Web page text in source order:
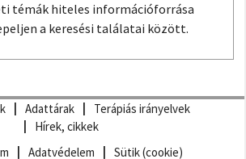
témák hiteles információforrása
a keresési találatai között.
Adattárak
Terápiás irányelvek
Hírek, cikkek
Adatvédelem
Sütik (cookie)